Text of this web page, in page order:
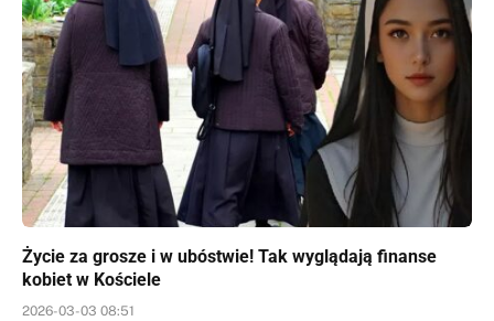
Życie za grosze i w ubóstwie! Tak wyglądają finanse
kobiet w Kościele
2026-03-03 08:51